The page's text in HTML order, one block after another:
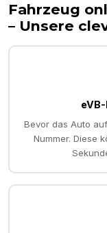
Fahrzeug
– Unsere
Bevor das Auto
Nummer. Diese